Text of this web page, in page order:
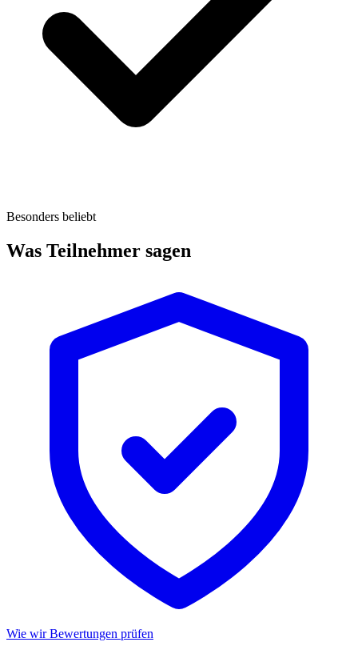
Besonders beliebt
Was Teilnehmer sagen
Wie wir Bewertungen prüfen